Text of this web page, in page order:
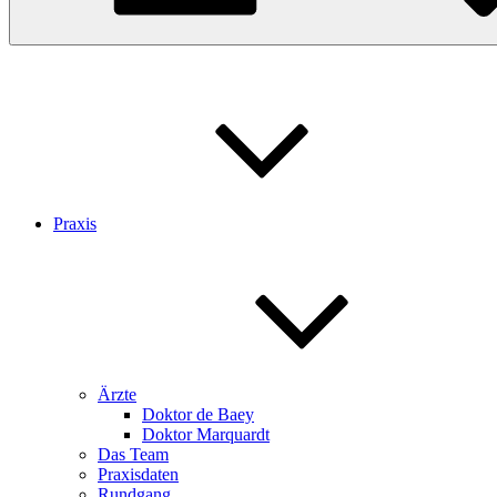
Praxis
Ärzte
Doktor de Baey
Doktor Marquardt
Das Team
Praxisdaten